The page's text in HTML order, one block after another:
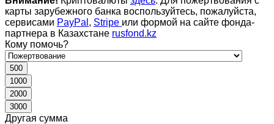
карты зарубежного банка воспользуйтесь, пожалуйста,
сервисами PayPal , Stripe или формой на сайте фонда-
партнера в Казахстане rusfond.kz
Кому помочь?
500
1000
2000
3000
Другая сумма